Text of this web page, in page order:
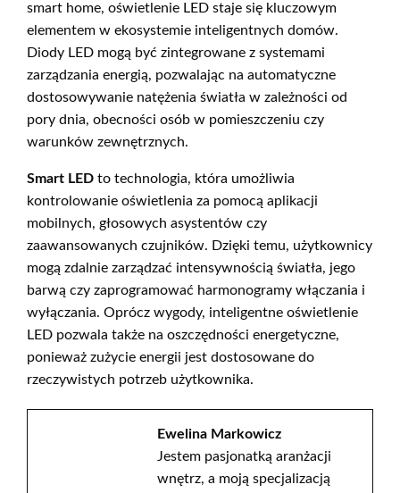
smart home, oświetlenie LED staje się kluczowym
elementem w ekosystemie inteligentnych domów.
Diody LED mogą być zintegrowane z systemami
zarządzania energią, pozwalając na automatyczne
dostosowywanie natężenia światła w zależności od
pory dnia, obecności osób w pomieszczeniu czy
warunków zewnętrznych.
Smart LED to technologia, która umożliwia
kontrolowanie oświetlenia za pomocą aplikacji
mobilnych, głosowych asystentów czy
zaawansowanych czujników. Dzięki temu, użytkownicy
mogą zdalnie zarządzać intensywnością światła, jego
barwą czy zaprogramować harmonogramy włączania i
wyłączania. Oprócz wygody, inteligentne oświetlenie
LED pozwala także na oszczędności energetyczne,
ponieważ zużycie energii jest dostosowane do
rzeczywistych potrzeb użytkownika.
Ewelina Markowicz
Jestem pasjonatką aranżacji
wnętrz, a moją specjalizacją